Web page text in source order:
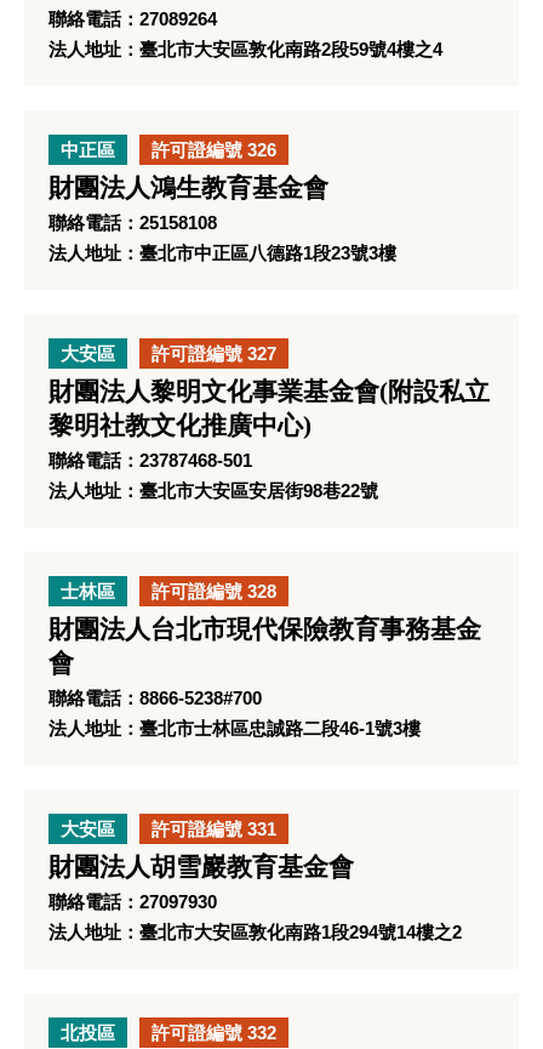
聯絡電話：27089264
法人地址：臺北市大安區敦化南路2段59號4樓之4
中正區 許可證編號 326
財團法人鴻生教育基金會
聯絡電話：25158108
法人地址：臺北市中正區八德路1段23號3樓
大安區 許可證編號 327
財團法人黎明文化事業基金會(附設私立
黎明社教文化推廣中心)
聯絡電話：23787468-501
法人地址：臺北市大安區安居街98巷22號
士林區 許可證編號 328
財團法人台北市現代保險教育事務基金
會
聯絡電話：8866-5238#700
法人地址：臺北市士林區忠誠路二段46-1號3樓
大安區 許可證編號 331
財團法人胡雪巖教育基金會
聯絡電話：27097930
法人地址：臺北市大安區敦化南路1段294號14樓之2
北投區 許可證編號 332